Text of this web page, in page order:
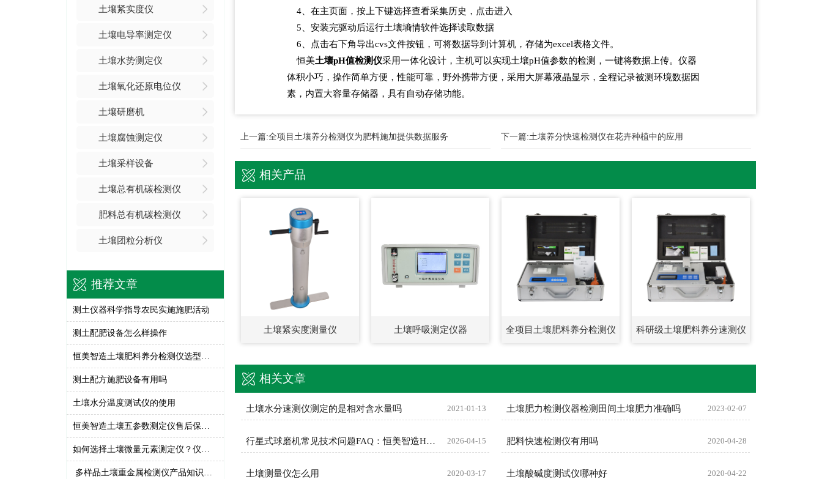
土壤紧实度仪
土壤电导率测定仪
土壤水势测定仪
土壤氧化还原电位仪
土壤研磨机
土壤腐蚀测定仪
土壤采样设备
土壤总有机碳检测仪
肥料总有机碳检测仪
土壤团粒分析仪
推荐文章
测土仪器科学指导农民实施施肥活动
测土配肥设备怎么样操作
测土配方施肥设备有用吗
土壤水分温度测试仪的使用
恒美智造土壤五参数测定仪售后保障体系——280个全国网点、24小时响应的服务承诺
4、在主页面，按上下键选择查看采集历史，点击进入
5、安装完驱动后运行土壤墒情软件选择读取数据
6、点击右下角导出cvs文件按钮，可将数据导到计算机，存储为excel表格文件。
恒美土壤pH值检测仪采用一体化设计，主机可以实现土壤pH值参数的检测，一键将数据上传。仪器
体积小巧，操作简单方便，性能可靠，野外携带方便，采用大屏幕液晶显示，全程记录被测环境数据因
素，内置大容量存储器，具有自动存储功能。
上一篇:全项目土壤养分检测仪为肥料施加提供数据服务 下一篇:土壤养分快速检测仪在花卉种植中的应用
相关产品
土壤紧实度测量仪 土壤呼吸测定仪器 全项目土壤肥料养分检测仪 科研级土壤肥料养分速测仪
相关文章
土壤水分速测仪测定的是相对含水量吗 2021-01-13 土壤肥力检测仪器检测田间土壤肥力准确吗 2023-02-07
行星式球磨机常见技术问题FAQ：恒美智造HM-QM系列权威解答 2026-04-15 肥料快速检测仪有用吗 2020-04-28
土壤测量仪怎么用 2020-03-17 土壤酸碱度测试仪哪种好 2020-04-22